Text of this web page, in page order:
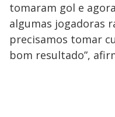
tomaram gol e
algumas jogadoras
precisamos tomar
bom resultado”,